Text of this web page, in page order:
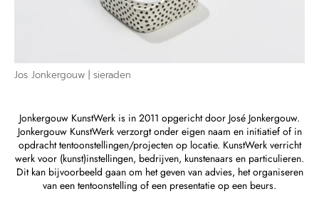
Jos Jonkergouw | sieraden
Jonkergouw KunstWerk is in 2011 opgericht door José Jonkergouw.
Jonkergouw KunstWerk verzorgt onder eigen naam en initiatief of in
opdracht tentoonstellingen/projecten op locatie. KunstWerk verricht
werk voor (kunst)instellingen, bedrijven, kunstenaars en particulieren.
Dit kan bijvoorbeeld gaan om het geven van advies, het organiseren
van een tentoonstelling of een presentatie op een beurs.